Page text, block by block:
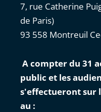
7, rue Catherine
de Paris)
93 558 Montreuil
A compter du 31
public et les
s'effectueront sur
au :